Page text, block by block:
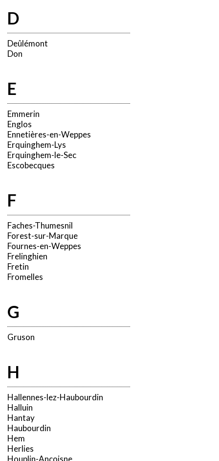
D
Deûlémont
Don
E
Emmerin
Englos
Ennetières-en-Weppes
Erquinghem-Lys
Erquinghem-le-Sec
Escobecques
F
Faches-Thumesnil
Forest-sur-Marque
Fournes-en-Weppes
Frelinghien
Fretin
Fromelles
G
Gruson
H
Hallennes-lez-Haubourdin
Halluin
Hantay
Haubourdin
Hem
Herlies
Houplin-Ancoisne